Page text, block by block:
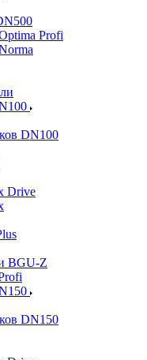
Profi
DN100
Drive
BGU-Z
DN150